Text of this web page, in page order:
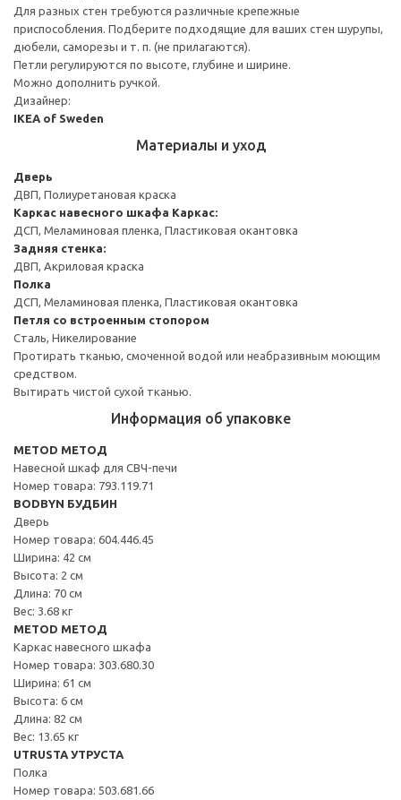
Для разных стен требуются различные крепежные
приспособления. Подберите подходящие для ваших стен шурупы,
дюбели, саморезы и т. п. (не прилагаются).
Петли регулируются по высоте, глубине и ширине.
Можно дополнить ручкой.
Дизайнер:
IKEA of Sweden
Материалы и уход
Дверь
ДВП, Полиуретановая краска
Каркас навесного шкафа Каркас:
ДСП, Меламиновая пленка, Пластиковая окантовка
Задняя стенка:
ДВП, Акриловая краска
Полка
ДСП, Меламиновая пленка, Пластиковая окантовка
Петля со встроенным стопором
Сталь, Никелирование
Протирать тканью, смоченной водой или неабразивным моющим
средством.
Вытирать чистой сухой тканью.
Информация об упаковке
METOD МЕТОД
Навесной шкаф для СВЧ-печи
Номер товара: 793.119.71
BODBYN БУДБИН
Дверь
Номер товара: 604.446.45
Ширина: 42 см
Высота: 2 см
Длина: 70 см
Вес: 3.68 кг
METOD МЕТОД
Каркас навесного шкафа
Номер товара: 303.680.30
Ширина: 61 см
Высота: 6 см
Длина: 82 см
Вес: 13.65 кг
UTRUSTA УТРУСТА
Полка
Номер товара: 503.681.66